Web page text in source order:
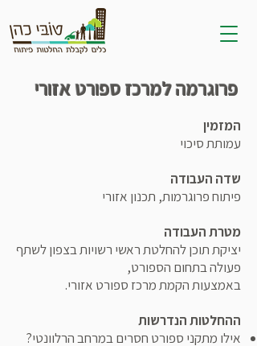
פרוגרמה למרכז ספורט אזורי
המזמין
עמותת סיכוי
שדה העבודה
פיתוח פרוגרמות, תכנון אזורי
מטרת העבודה
יציקת תוכן להחלטת ראשי רשויות בצפון לשתף
פעולה בתחום הספורט,
באמצעות הקמת מרכז ספורט אזורי.
ההחלטות הנדרשות
אילו מתקני ספורט חסרים במרחב הרלוונטי?